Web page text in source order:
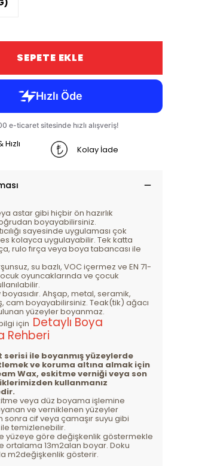
SEPETE EKLE
Kolay İade
astar gibi hiçbir ön hazırlık
boyayabilirsiniz.
sayesinde uygulaması çok
kolayca uygulayabilir. Tek katta
rulo fırça veya boya tabancası ile
su bazlı, VOC içermez ve EN 71-
oyuncaklarında ve çocuk
Ahşap, metal, seramik,
cam boyayabilirsiniz. Teak(tik) ağacı
yüzeyler boyanmaz.
için Detaylı Boya
Rehberi
serisi ile boyanmış yüzeylerde
ve koruma altına almak için
Wax, eskitme verniği veya son
kullanmanız
veya düz boyama işlemine
ve verniklenen yüzeyler
sonra cif veya çamaşır suyu gibi
temizlenebilir.
yüzeye göre değişkenlik göstermekle
ortalama 13m2alan boyar. Doku
m2değişkenlik gösterir.